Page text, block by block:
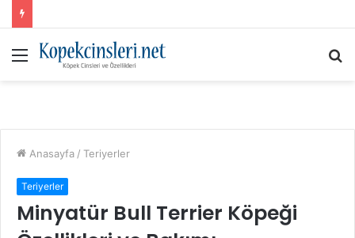
Menü
Anasayfa / Teriyerler
Teriyerler
Minyatür Bull Terrier Köpeği